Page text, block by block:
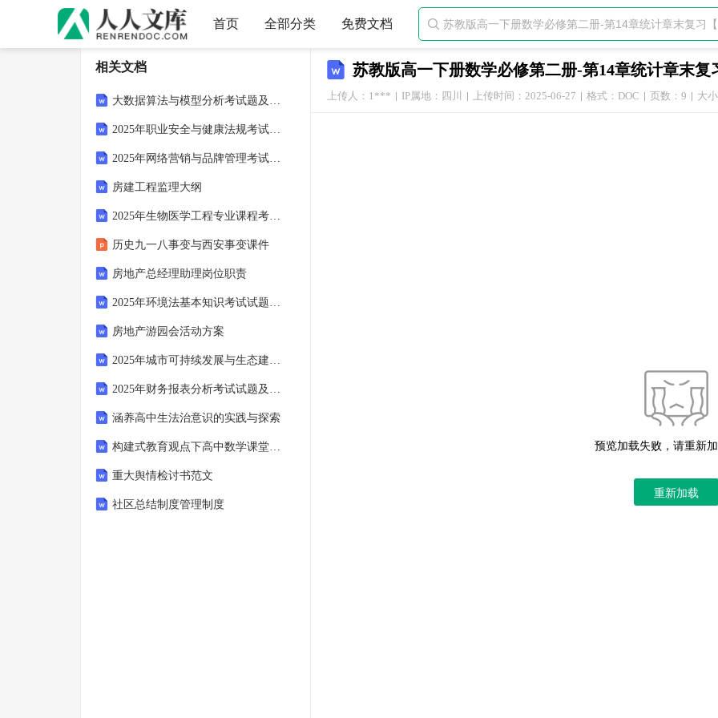
首页 全部分类 免费文档 
苏教版高一下册数学必修第二册-第14章统计章末复
上传人：1*** IP属地：四川 上传时间：2025-06-27 格式：DOC 页数：9 大
预览加载失败，请重新
重新加载
相关文档
大数据算法与模型分析考试题及答案2025年
2025年职业安全与健康法规考试试题及答案
2025年网络营销与品牌管理考试试题及答案
房建工程监理大纲
2025年生物医学工程专业课程考核与测评试题及答案
历史九一八事变与西安事变课件
房地产总经理助理岗位职责
2025年环境法基本知识考试试题及答案
房地产游园会活动方案
2025年城市可持续发展与生态建设试题及答案
2025年财务报表分析考试试题及答案
涵养高中生法治意识的实践与探索
构建式教育观点下高中数学课堂教学评价研究
重大舆情检讨书范文
社区总结制度管理制度